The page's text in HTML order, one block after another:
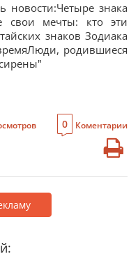
новости:Четыре знака
свои мечты: кто эти
знаков Зодиака
родившиеся
0 Коментарии